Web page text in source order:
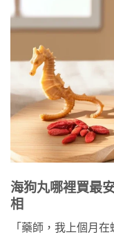
海狗丸哪裡買最
相
「藥師，我上個月